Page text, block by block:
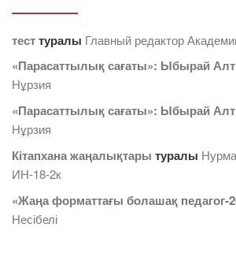
тесттуралы Главный редактор
«Парасаттылық сағаты»: Ыбырай
Нұрзия
«Парасаттылық сағаты»: Ыбырай
Нұрзия
Кітапхана жаңалықтары туралы
ИН-18-2к
«Жаңа форматтағы болашақ педагог-
Несібелі